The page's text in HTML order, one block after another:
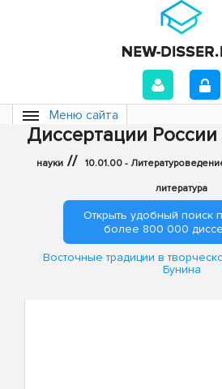
Меню сайта
Диссертации России
науки // 10.01.00 -
литература
Открыть удобный поиск
более 800 000
Восточные традиции в
Бунина